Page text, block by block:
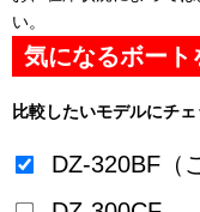
い。
気になるボート
比較したいモデルにチ
DZ-320BF（